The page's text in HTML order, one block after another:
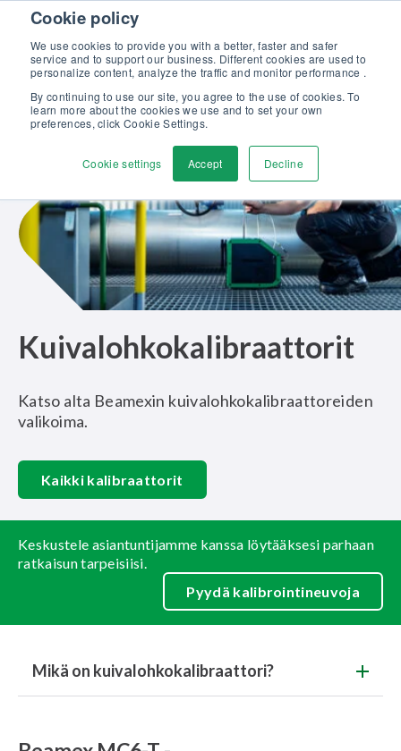
Cookie policy
We use cookies to provide you with a better, faster and safer
service and to support our business. Different cookies are used to
personalize content, analyze the traffic and monitor performance .
By continuing to use our site, you agree to the use of cookies. To
learn more about the cookies we use and to set your own
preferences, click Cookie Settings.
Cookie settings Accept Decline
Skip to content
Tutustu uuteen Beamex-ratkaisut erinomaiseen kalibrointiin -
Ota yhteyttä
Kuivalohkokalibraattorit
Katso alta Beamexin kuivalohkokalibraattoreiden
valikoima.
Kaikki kalibraattorit
Keskustele asiantuntijamme kanssa löytääksesi parhaan
ratkaisun tarpeisiisi.
Pyydä kalibrointineuvoja
Mikä on kuivalohkokalibraattori?